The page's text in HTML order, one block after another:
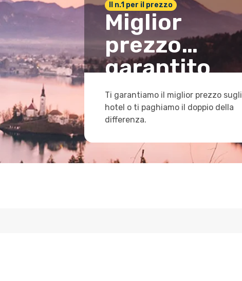
Il n.1 per il prezzo
Miglior
prezzo
garantito
Ti garantiamo il miglior prezzo sugli
hotel o ti paghiamo il doppio della
differenza.